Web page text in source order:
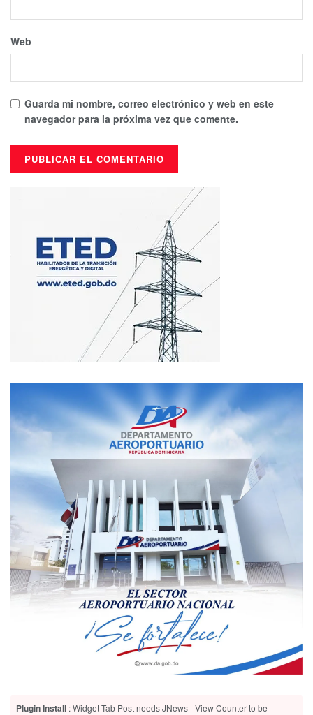
Web
Guarda mi nombre, correo electrónico y web en este
navegador para la próxima vez que comente.
Plugin Install : Widget Tab Post needs JNews - View Counter to be